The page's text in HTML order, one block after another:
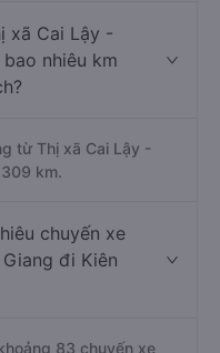
xã Cai Lậy -
nhiêu km
từ Thị xã Cai Lậy -
km.
chuyến xe
đi Kiên
83 chuyến xe